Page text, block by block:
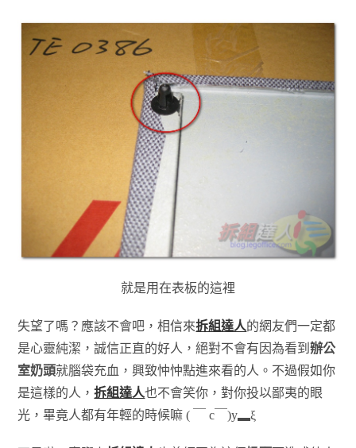
就是用在表板的這裡
失望了嗎？應該不會吧，相信來拆組達人的網友們一定都
是心靈純潔，誠信正直的好人，絕對不會有因為看到辦公
室奶頭就腦袋充血，興致忡忡點進來看的人。不過假如你
是這樣的人，拆組達人也不會笑你，對你投以鄙夷的眼
光，畢竟人都有年輕的時候嘛 ( ￣ c￣)y▂ξ